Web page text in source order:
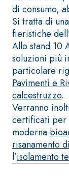
di consumo,
Si tratta di
fieristiche
Allo stand 10
soluzioni più
particolare
Pavimenti e
calcestruzzo.
Verranno
certificati per
moderna
risanamento
l’isolamento
polimero
Sistema
CALCE
KB 13